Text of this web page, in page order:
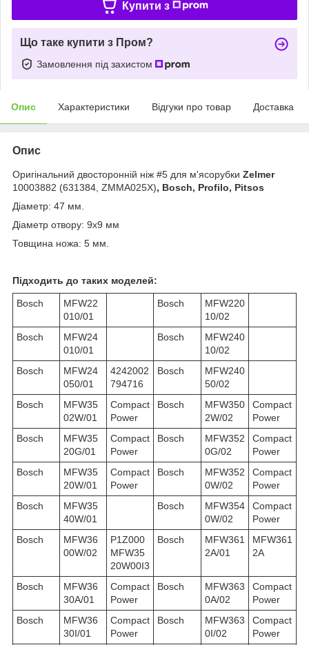
Купити з
Що таке купити з Пром?
Замовлення під захистом
Опис Характеристики Відгуки про товар Доставка
Опис
Оригінальний двосторонній ніж #5 для м'ясорубки Zelmer
10003882 (631384, ZMMA025X), Bosch, Profilo, Pitsos
Діаметр: 47 мм.
Діаметр отвору: 9x9 мм
Товщина ножа: 5 мм.
Підходить до таких моделей:
Bosch
MFW22
010/01
Bosch
MFW220
10/02
Bosch
MFW24
010/01
Bosch
MFW240
10/02
Bosch
MFW24
050/01
4242002
794716
Bosch
MFW240
50/02
Bosch
MFW35
02W/01
Compact
Power
Bosch
MFW350
2W/02
Compact
Power
Bosch
MFW35
20G/01
Compact
Power
Bosch
MFW352
0G/02
Compact
Power
Bosch
MFW35
20W/01
Compact
Power
Bosch
MFW352
0W/02
Compact
Power
Bosch
MFW35
40W/01
Bosch
MFW354
0W/02
Compact
Power
Bosch
MFW36
00W/02
P1Z000
MFW35
20W00I3
Bosch
MFW361
2A/01
MFW361
2A
Bosch
MFW36
30A/01
Compact
Power
Bosch
MFW363
0A/02
Compact
Power
Bosch
MFW36
30I/01
Compact
Power
Bosch
MFW363
0I/02
Compact
Power